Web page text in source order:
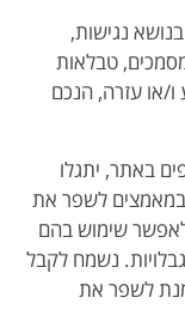
נגישות,
טבלאות
ו/או עזרה, הנכם
באתר, יתגלו
במאמצים לשפר את
שימוש בהם
נשמח לקבל
לשפר את